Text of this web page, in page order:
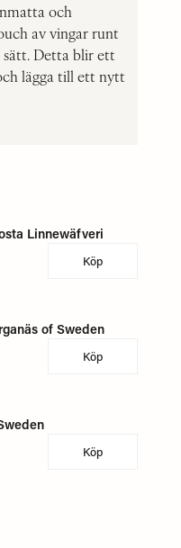
och
av vingar runt
sätt. Detta blir ett
lägga till ett nytt
Linnewäfveri
Köp
of Sweden
Köp
Köp